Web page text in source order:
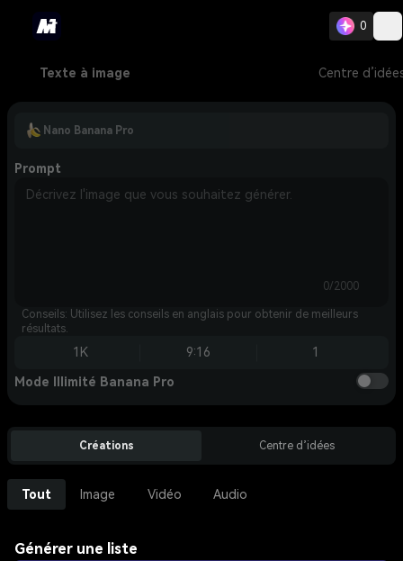
0
Texte à image Centre
Nano Banana Pro
Prompt
0/2000
Conseils: Utilisez les conseils en anglais pour obtenir de meilleurs
résultats.
1K 9:16 1
Mode Illimité Banana Pro
Créations Centre d’idées
Tout Image Vidéo Audio
Générer une liste